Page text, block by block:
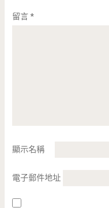
留言 *
顯示名稱
電子郵件地址